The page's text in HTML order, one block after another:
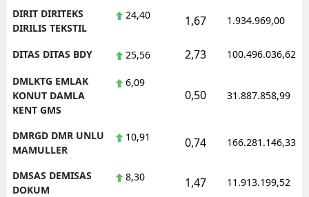
DIRIT DIRITEKS
DIRILIS TEKSTIL
24,40 1,67 1.934.969,00
DITAS DITAS BDY 25,56 2,73 100.496.036,62
DMLKTG EMLAK
KONUT DAMLA
KENT GMS
6,09
0,50 31.887.858,99
DMRGD DMR UNLU
MAMULLER
10,91 0,74 166.281.146,33
DMSAS DEMISAS
DOKUM
8,30 1,47 11.913.199,52